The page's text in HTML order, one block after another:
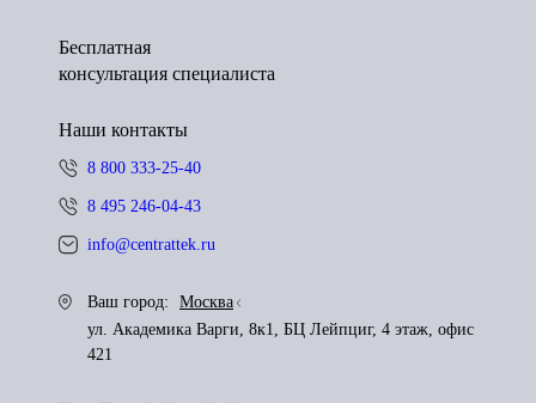
Бесплатная
консультация специалиста
Наши контакты
8 800 333-25-40
8 495 246-04-43
info@centrattek.ru
Ваш город:
Москва
ул. Академика Варги, 8к1, БЦ Лейпциг, 4 этаж, офис
421